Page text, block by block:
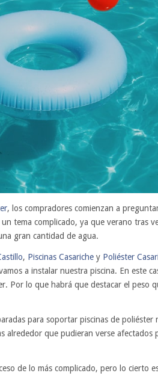
, los compradores comienzan a
tema complicado, ya que verano tras
gran cantidad de agua.
, Piscinas Casariche y Poliéster
a instalar nuestra piscina. En este
Por lo que habrá que destacar el peso
para soportar piscinas de poliéster
alrededor que pudieran verse afectados
de lo más complicado, pero lo cierto